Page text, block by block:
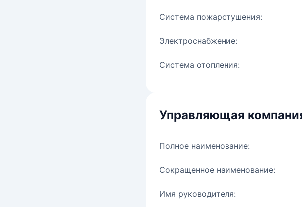
Система пожаротушения:
Электроснабжение:
Система отопления:
Управляющая
Полное наименование:
Сокращенное наименование:
Имя руководителя: